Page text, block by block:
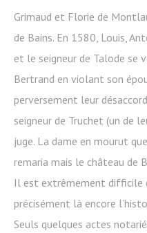
Grimaud et Florie de
de Bains. En 1580, Louis,
et le seigneur de Talode se
Bertrand en violant son
perversement leur
seigneur de Truchet (un de
juge. La dame en mourut
remaria mais le château de
Il est extrêmement difficile
précisément là encore
Seuls quelques actes